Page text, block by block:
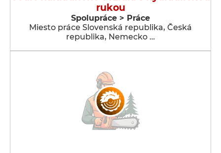
rukou
Spolupráce > Práce
Miesto práce Slovenská republika, Česká
republika, Nemecko …